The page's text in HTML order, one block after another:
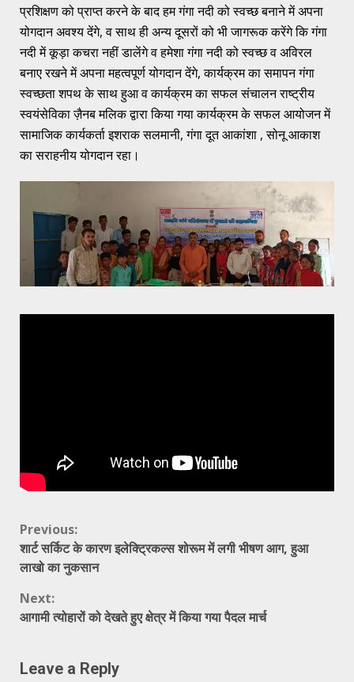
प्रशिक्षण को प्राप्त करने के बाद हम गंगा नदी को स्वच्छ बनाने में अपना
योगदान अवश्य देंगे, व साथ ही अन्य दूसरों को भी जागरूक करेंगे कि गंगा
नदी में कूड़ा कचरा नहीं डालेंगे व हमेशा गंगा नदी को स्वच्छ व अविरल
बनाए रखने में अपना महत्वपूर्ण योगदान देंगे, कार्यक्रम का समापन गंगा
स्वच्छता शपथ के साथ हुआ व कार्यक्रम का सफल संचालन राष्ट्रीय
स्वयंसेविका ज़ैनब मलिक द्वारा किया गया कार्यक्रम के सफल आयोजन में
सामाजिक कार्यकर्ता इशराक सलमानी, गंगा दूत आकांशा , सोनू आकाश
का सराहनीय योगदान रहा।
Continue
Reading
Previous:
शार्ट सर्किट के कारण इलेक्ट्रिकल्स शोरूम में लगी भीषण आग, हुआ
लाखो का नुकसान
Next:
आगामी त्योहारों को देखते हुए क्षेत्र में किया गया पैदल मार्च
Leave a Reply